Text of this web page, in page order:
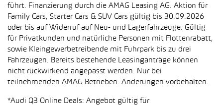
führt. Finanzierung durch die AMAG Leasing AG. Aktion für
Family Cars, Starter Cars & SUV Cars gültig bis 30.09.2026
oder bis auf Widerruf auf Neu- und Lagerfahrzeuge. Gültig
für Privatkunden und natürliche Personen mit Flottenrabatt,
sowie Kleingewerbetreibende mit Fuhrpark bis zu drei
Fahrzeugen. Bereits bestehende Leasinganträge können
nicht rückwirkend angepasst werden. Nur bei
teilnehmenden AMAG Betrieben. Änderungen vorbehalten.
*Audi Q3 Online Deals: Angebot gültig für